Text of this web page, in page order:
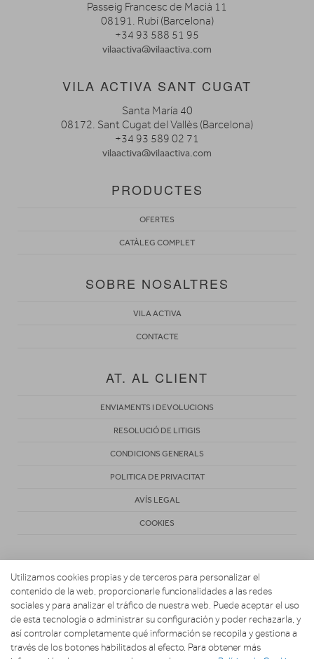
Passeig Francesc de Macià 11
08191. Rubí (Barcelona)
+34 93 588 51 95
vilaactiva@vilaactiva.com
VILA ACTIVA SANT CUGAT
Santa María 40
08172. Sant Cugat del Vallès (Barcelona)
+34 93 589 02 71
vilaactiva@vilaactiva.com
PRODUCTES
OFERTES
CATÀLEG COMPLET
SOBRE NOSALTRES
VILA ACTIVA
CONTACTE
AT. AL CLIENT
ENVIAMENTS I DEVOLUCIONS
RESOLUCIÓ DE LITIGIS
CONDICIONS GENERALS
POLITICA DE PRIVACITAT
AVÍS LEGAL
COOKIES
Copyright 2026. Vila Activa
Utilizamos cookies propias y de terceros para personalizar el
contenido de la web, proporcionarle funcionalidades a las redes
sociales y para analizar el tráfico de nuestra web. Puede aceptar el uso
de esta tecnología o administrar su configuración y poder rechazarla, y
así controlar completamente qué información se recopila y gestiona a
través de los botones habilitados al efecto. Para obtener más